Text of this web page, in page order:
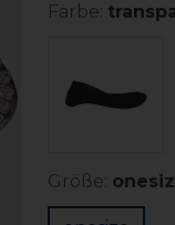
Farbe:
Größe: